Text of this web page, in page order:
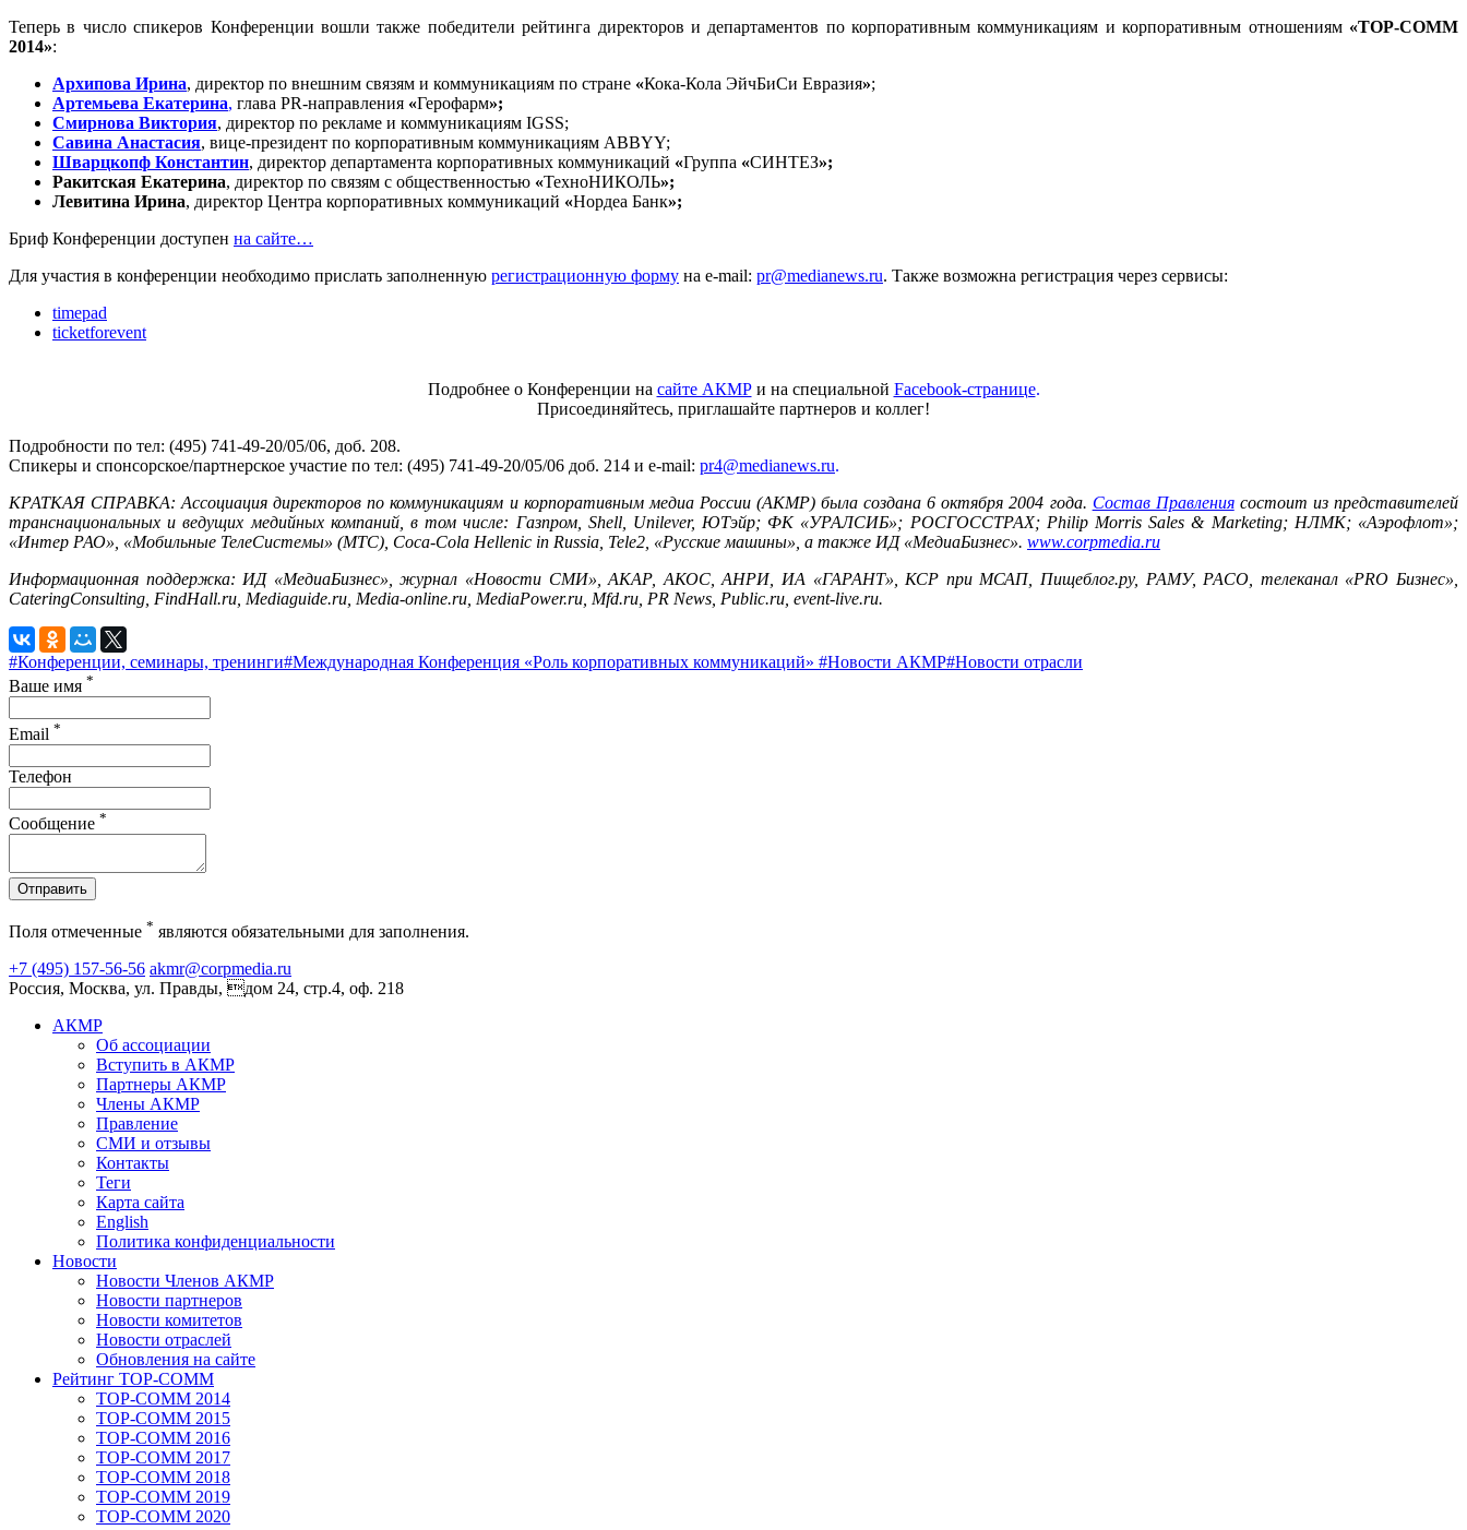
Теперь в число спикеров Конференции вошли также победители рейтинга директоров и департаментов по корпоративным коммуникациям и корпоративным отношениям «TOP-COMM
2014»:
Архипова Ирина, директор по внешним связям и коммуникациям по стране «Кока-Кола ЭйчБиСи Евразия»;
Артемьева Екатерина, глава PR-направления «Герофарм»;
Смирнова Виктория, директор по рекламе и коммуникациям IGSS;
Савина Анастасия, вице-президент по корпоративным коммуникациям ABBYY;
Шварцкопф Константин, директор департамента корпоративных коммуникаций «Группа «СИНТЕЗ»;
Ракитская Екатерина, директор по связям с общественностью «ТехноНИКОЛЬ»;
Левитина Ирина, директор Центра корпоративных коммуникаций «Нордеа Банк»;
Бриф Конференции доступен на сайте…
Для участия в конференции необходимо прислать заполненную регистрационную форму на e-mail: pr@medianews.ru. Также возможна регистрация через сервисы:
timepad
ticketforevent
Подробнее о Конференции на сайте АКМРи на специальной Facebook-странице.
Присоединяйтесь, приглашайте партнеров и коллег!
Подробности по тел: (495) 741-49-20/05/06, доб. 208.
Спикеры и спонсорское/партнерское участие по тел: (495) 741-49-20/05/06 доб. 214 и e-mail: pr4@medianews.ru.
КРАТКАЯ СПРАВКА: Ассоциация директоров по коммуникациям и корпоративным медиа России (АКМР) была создана 6 октября 2004 года. Состав Правлениясостоит из представителей
транснациональных и ведущих медийных компаний, в том числе: Газпром, Shell, Unilever, ЮТэйр; ФК «УРАЛСИБ»; РОСГОССТРАХ; Philip Morris Sales & Marketing; НЛМК; «Аэрофлот»;
«Интер РАО», «Мобильные ТелеСистемы» (МТС), Coca-Cola Hellenic in Russia, Tele2, «Русские машины», а также ИД «МедиаБизнес». www.corpmedia.ru
Информационная поддержка: ИД «МедиаБизнес», журнал «Новости СМИ», АКАР, АКОС, АНРИ, ИА «ГАРАНТ», КСР при МСАП, Пищеблог.ру, РАМУ, РАСО, телеканал «PRO Бизнес»,
CateringConsulting, FindHall.ru, Mediaguide.ru, Media-online.ru, MediaPower.ru, Mfd.ru, PR News, Public.ru, event-live.ru.
#Конференции, семинары, тренинги#Международная Конференция «Роль корпоративных коммуникаций» #Новости АКМР#Новости отрасли
Ваше имя *
Email *
Телефон
Сообщение *
Отправить
Поля отмеченные * являются обязательными для заполнения.
+7 (495) 157-56-56 akmr@corpmedia.ru
Россия, Москва, ул. Правды, дом 24, стр.4, оф. 218
АКМР
Об ассоциации
Вступить в АКМР
Партнеры АКМР
Члены АКМР
Правление
СМИ и отзывы
Контакты
Теги
Карта сайта
English
Политика конфиденциальности
Новости
Новости Членов АКМР
Новости партнеров
Новости комитетов
Новости отраслей
Обновления на сайте
Рейтинг TOP-COMM
TOP-COMM 2014
TOP-COMM 2015
TOP-COMM 2016
TOP-COMM 2017
TOP-COMM 2018
TOP-COMM 2019
TOP-COMM 2020